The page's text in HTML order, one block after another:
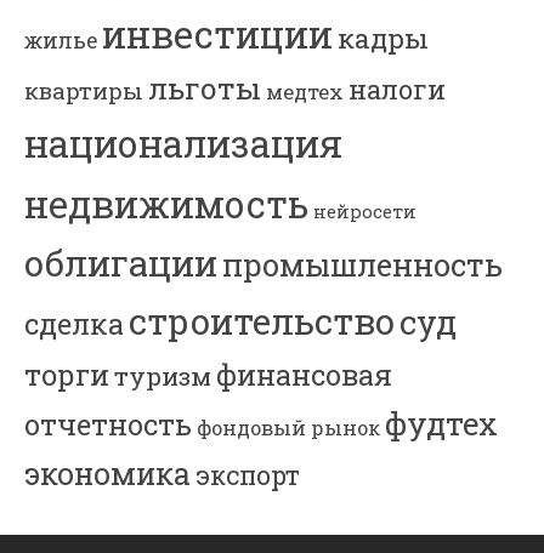
жилье инвестиции кадры
квартиры льготы медтех налоги
национализация
недвижимость нейросети
облигациипромышленность
сделкастроительствосуд
торгитуризм финансовая
отчетность фондовый рынок фудтех
экономика экспорт